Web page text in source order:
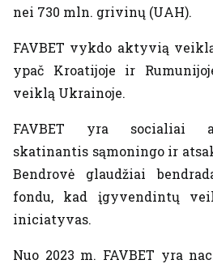
nei 730 mln. grivinų (UAH).
FAVBET vykdo aktyvią
ypač Kroatijoje ir
veiklą Ukrainoje.
FAVBET yra socialiai
skatinantis sąmoningo ir
Bendrovė glaudžiai
fondu, kad įgyvendintų
iniciatyvas.
Nuo 2023 m. FAVBET yra